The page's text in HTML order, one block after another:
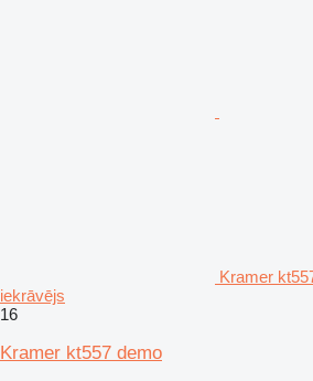
Kramer
iekrāvējs
16
Kramer kt557 demo